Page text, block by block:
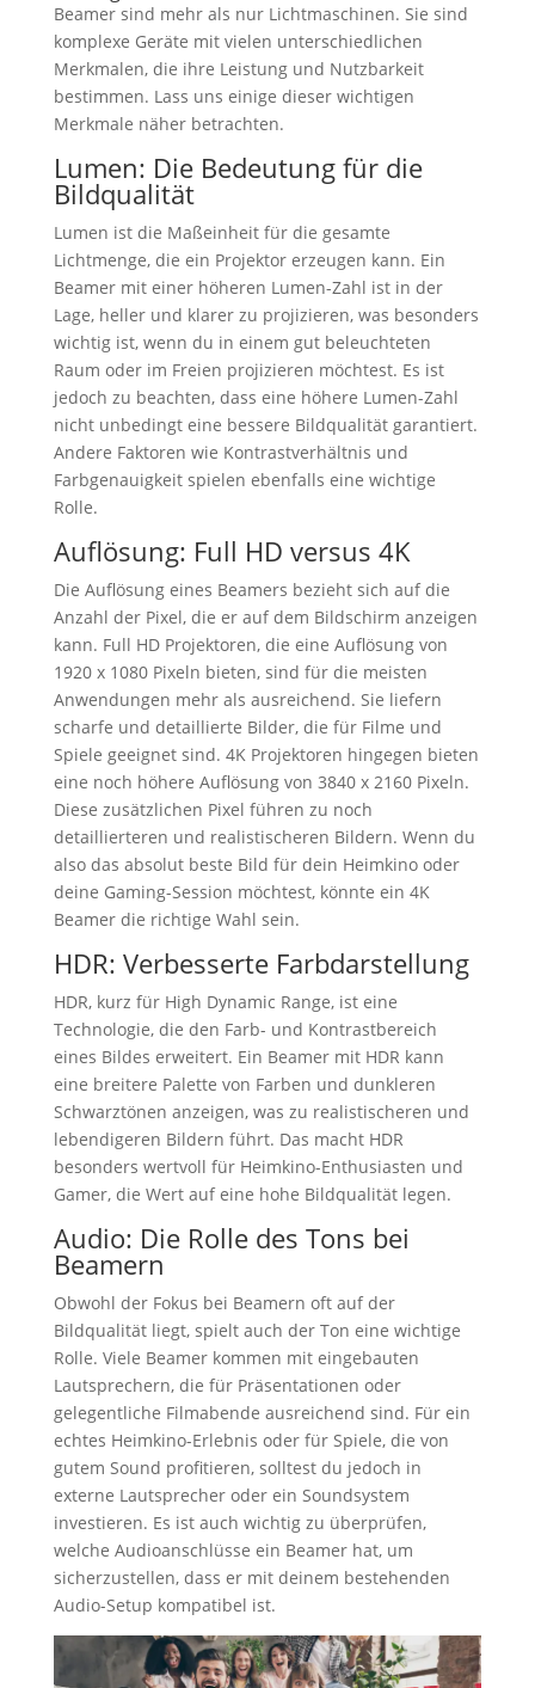
Beamer sind mehr als nur Lichtmaschinen. Sie sind
komplexe Geräte mit vielen unterschiedlichen
Merkmalen, die ihre Leistung und Nutzbarkeit
bestimmen. Lass uns einige dieser wichtigen
Merkmale näher betrachten.
Lumen: Die Bedeutung für die
Bildqualität
Lumen ist die Maßeinheit für die gesamte
Lichtmenge, die ein Projektor erzeugen kann. Ein
Beamer mit einer höheren Lumen-Zahl ist in der
Lage, heller und klarer zu projizieren, was besonders
wichtig ist, wenn du in einem gut beleuchteten
Raum oder im Freien projizieren möchtest. Es ist
jedoch zu beachten, dass eine höhere Lumen-Zahl
nicht unbedingt eine bessere Bildqualität garantiert.
Andere Faktoren wie Kontrastverhältnis und
Farbgenauigkeit spielen ebenfalls eine wichtige
Rolle.
Auflösung: Full HD versus 4K
Die Auflösung eines Beamers bezieht sich auf die
Anzahl der Pixel, die er auf dem Bildschirm anzeigen
kann. Full HD Projektoren, die eine Auflösung von
1920 x 1080 Pixeln bieten, sind für die meisten
Anwendungen mehr als ausreichend. Sie liefern
scharfe und detaillierte Bilder, die für Filme und
Spiele geeignet sind. 4K Projektoren hingegen bieten
eine noch höhere Auflösung von 3840 x 2160 Pixeln.
Diese zusätzlichen Pixel führen zu noch
detaillierteren und realistischeren Bildern. Wenn du
also das absolut beste Bild für dein Heimkino oder
deine Gaming-Session möchtest, könnte ein 4K
Beamer die richtige Wahl sein.
HDR: Verbesserte Farbdarstellung
HDR, kurz für High Dynamic Range, ist eine
Technologie, die den Farb- und Kontrastbereich
eines Bildes erweitert. Ein Beamer mit HDR kann
eine breitere Palette von Farben und dunkleren
Schwarztönen anzeigen, was zu realistischeren und
lebendigeren Bildern führt. Das macht HDR
besonders wertvoll für Heimkino-Enthusiasten und
Gamer, die Wert auf eine hohe Bildqualität legen.
Audio: Die Rolle des Tons bei
Beamern
Obwohl der Fokus bei Beamern oft auf der
Bildqualität liegt, spielt auch der Ton eine wichtige
Rolle. Viele Beamer kommen mit eingebauten
Lautsprechern, die für Präsentationen oder
gelegentliche Filmabende ausreichend sind. Für ein
echtes Heimkino-Erlebnis oder für Spiele, die von
gutem Sound profitieren, solltest du jedoch in
externe Lautsprecher oder ein Soundsystem
investieren. Es ist auch wichtig zu überprüfen,
welche Audioanschlüsse ein Beamer hat, um
sicherzustellen, dass er mit deinem bestehenden
Audio-Setup kompatibel ist.